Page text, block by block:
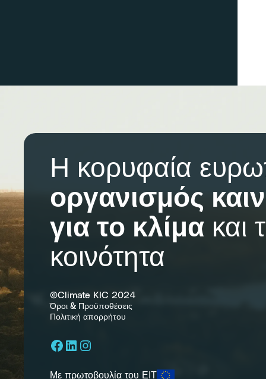
Η κορυφαία
οργανισμός
για το κλίμα και
κοινότητα
©Climate KIC 2024
Όροι & Προϋποθέσεις
Πολιτική απορρήτου
Facebook
LinkedIn
Instagram
Με πρωτοβουλία του ΕΙΤ